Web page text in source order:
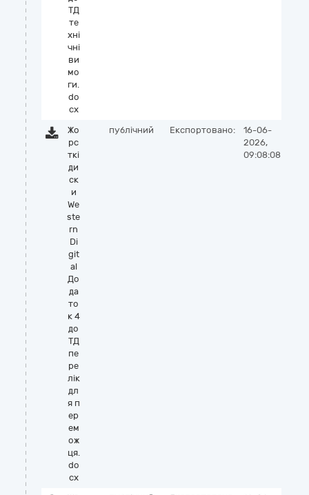
ТД
те
хні
чні
ви
мо
ги.
do
cx
Жо
рс
ткі
ди
ск
и
We
ste
rn
Di
git
al
До
да
то
к 4
до
ТД
пе
ре
лік
дл
я п
ер
ем
ож
ця.
do
cx
публічний Експортовано:
16-06-
2026,
09:08:08